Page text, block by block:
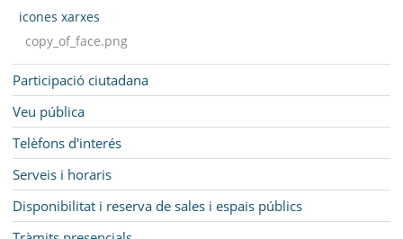
icones xarxes
copy_of_face.png
Participació ciutadana
Veu pública
Telèfons d'interés
Serveis i horaris
Disponibilitat i reserva de sales i espais públics